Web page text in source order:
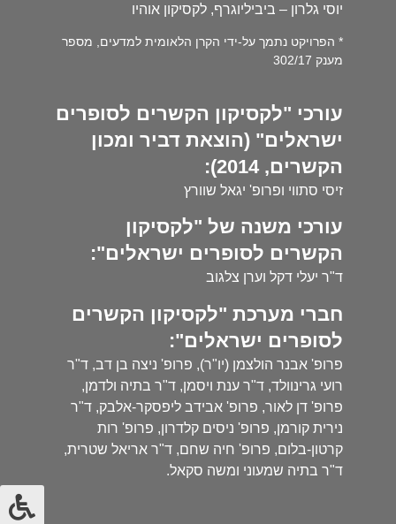
יוסי גלרון – ביביליוגרף, לקסיקון אוהיו
* הפרויקט נתמך על-ידי הקרן הלאומית למדעים, מספר
מענק 302/17
עורכי "לקסיקון הקשרים לסופרים
ישראלים" (הוצאת דביר ומכון
הקשרים, 2014):
זיסי סתווי ופרופ' יגאל שוורץ
עורכי משנה של "לקסיקון
הקשרים לסופרים ישראלים":
ד"ר יעלי דקל וערן צלגוב
חברי מערכת "לקסיקון הקשרים
לסופרים ישראלים":
פרופ' אבנר הולצמן (יו"ר), פרופ' ניצה בן דב, ד"ר
רועי גרינוולד, ד"ר ענת ויסמן, ד"ר בתיה ולדמן,
פרופ' דן לאור, פרופ' אבידב ליפסקר-אלבק, ד"ר
נירית קורמן, פרופ' ניסים קלדרון, פרופ' רות
קרטון-בלום, פרופ' חיה שחם, ד"ר אריאל שטרית,
ד"ר בתיה שמעוני ומשה סקאל.